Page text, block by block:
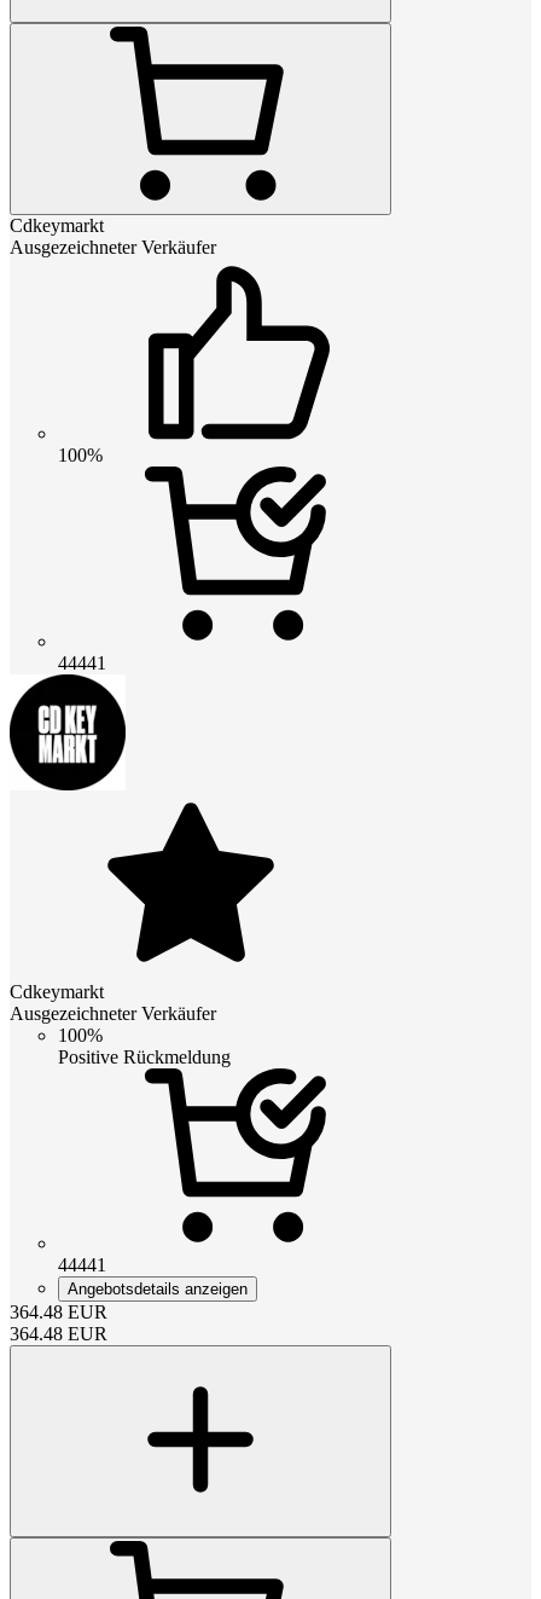
Cdkeymarkt
Ausgezeichneter Verkäufer
100%
44441
Cdkeymarkt
Ausgezeichneter Verkäufer
100%
Positive Rückmeldung
44441
Angebotsdetails anzeigen
364.48 EUR
364.48 EUR